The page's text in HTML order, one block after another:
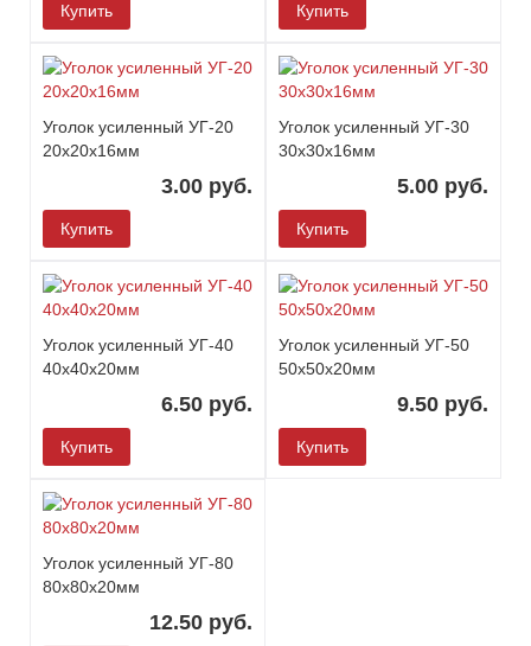
Купить Купить
Уголок усиленный УГ-20
20х20х16мм
3.00 руб.
Купить
Уголок усиленный УГ-30
30х30х16мм
5.00 руб.
Купить
Уголок усиленный УГ-40
40х40х20мм
6.50 руб.
Купить
Уголок усиленный УГ-50
50х50х20мм
9.50 руб.
Купить
Уголок усиленный УГ-80
80х80х20мм
12.50 руб.